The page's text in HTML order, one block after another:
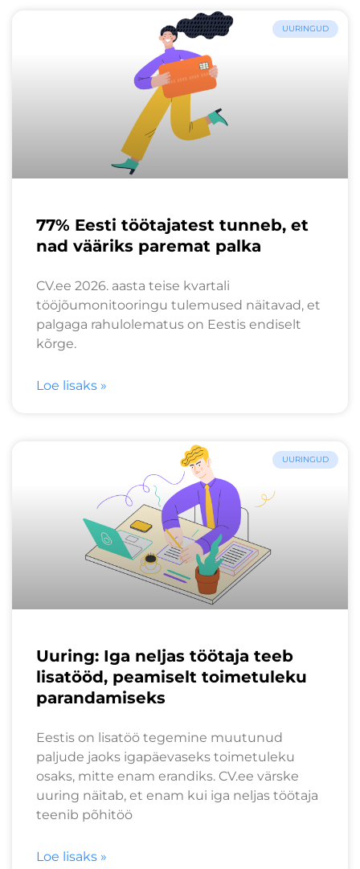
UURINGUD
77% Eesti töötajatest tunneb, et
nad vääriks paremat palka
CV.ee 2026. aasta teise kvartali
tööjõumonitooringu tulemused näitavad, et
palgaga rahulolematus on Eestis endiselt
kõrge.
Loe lisaks »
UURINGUD
Uuring: Iga neljas töötaja teeb
lisatööd, peamiselt toimetuleku
parandamiseks
Eestis on lisatöö tegemine muutunud
paljude jaoks igapäevaseks toimetuleku
osaks, mitte enam erandiks. CV.ee värske
uuring näitab, et enam kui iga neljas töötaja
teenib põhitöö
Loe lisaks »